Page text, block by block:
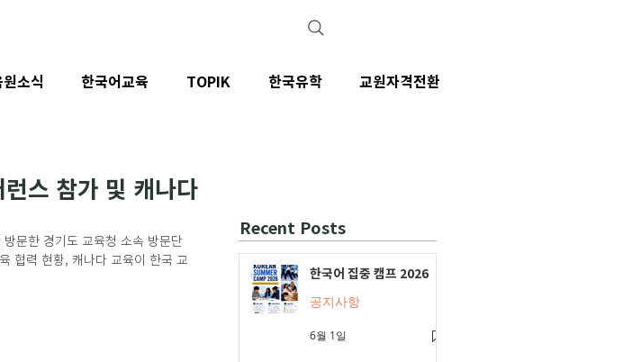
스 참가 및 캐나다
문한 경기도 교육청 소속 방문단
협력 현황, 캐나다 교육이 한국 교
Recent Posts
한국어 집중 캠프 2026
공지사항
6월 1일
소식 한국어교육 TOPIK 한국유학 교원자격전환